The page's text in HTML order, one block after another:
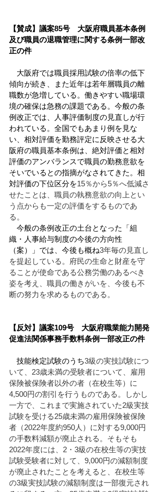
【賛成】議案85号　大阪府職員基本条例
及び職員の退職管理に関する条例一部改
正の件
大阪府では職員採用試験の倍率の低下
傾向が続き、また近年は若年層職員の離
職数が急増している。働きやすい職場環
境の確保は急務の課題である。今般の条
例改正では、人事評価制度の見直しが行
われている。全国でもあまり例を見な
い、相対評価を勤務評定に反映させる大
阪府の職員基本条例は、絶対評価と相対
評価のアンバランスで職員の勤務意欲を
そいでいるとの指摘がなされてきた。相
対評価の下位区分を15％から5％へ低減さ
せたことは、職員の執務意欲の向上とい
う点からも一定の評価をするものであ
る。
今般の条例改正の土台となった「組
織・人事給与制度の今後の方向性
（案）」では、今後も概ね3年毎の見直し
を提起している。府民の生命と財産を守
ることが使命である公務労働のあるべき
姿を考え、職員の働きがいを、今後も不
断の努力を求めるものである。
【反対】議案109号　大阪府職業能力開発
促進法関係事務手数料条例一部改正の件
技能検定試験のうち3級の実技試験につ
いて、23歳未満の受験者について、雇用
保険被保険者以外の者（在校生等）に
4,500円の割引を行うものである。しかし
一方で、これまで実施されていた2級実技
試験を受ける25歳未満の雇用保険被保険
者（2022年度約950人）に対する9,000円
の手数料減額が廃止される。そもそも
2022年度には、2・3級の在校生等の実技
試験受験者に対して、9,000円の減額制度
が廃止されたことを考えると、在校生等
の3級実技試験の減額制度は一部復元され